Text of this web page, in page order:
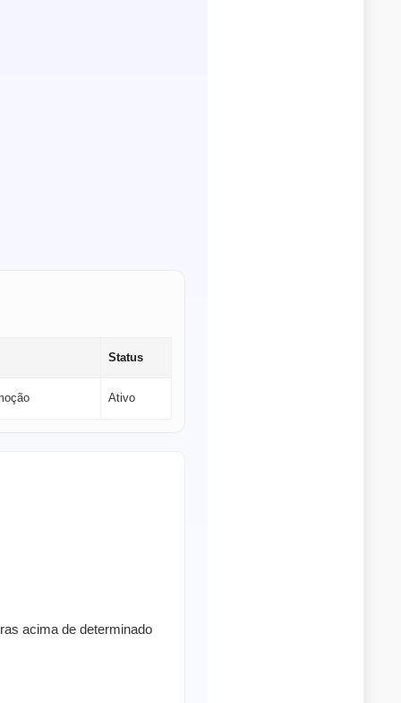
Status
Ativo
acima de determinado